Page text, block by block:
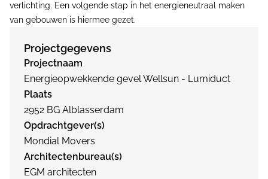
verlichting. Een volgende stap in het energieneutraal maken
van gebouwen is hiermee gezet.
Projectgegevens
Projectnaam
Energieopwekkende gevel Wellsun - Lumiduct
Plaats
2952 BG Alblasserdam
Opdrachtgever(s)
Mondial Movers
Architectenbureau(s)
EGM architecten